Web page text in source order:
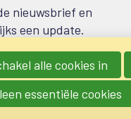
nieuwsbrief en
een update.
alle cookies in
essentiële cookies